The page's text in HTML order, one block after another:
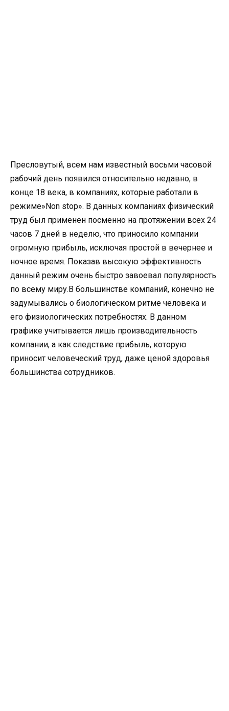
Пресловутый, всем нам известный восьми часовой
рабочий день появился относительно недавно, в
конце 18 века, в компаниях, которые работали в
режиме»Non stop». В данных компаниях физический
труд был применен посменно на протяжении всех 24
часов 7 дней в неделю, что приносило компании
огромную прибыль, исключая простой в вечернее и
ночное время. Показав высокую эффективность
данный режим очень быстро завоевал популярность
по всему миру.В большинстве компаний, конечно не
задумывались о биологическом ритме человека и
его физиологических потребностях. В данном
графике учитывается лишь производительность
компании, а как следствие прибыль, которую
приносит человеческий труд, даже ценой здоровья
большинства сотрудников.